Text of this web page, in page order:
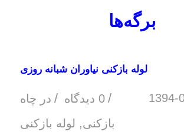
برگه‌ها
لوله بازکنی نیاوران شبانه روزی
1394-
/ 0 دیدگاه / در چاه
بازکنی, لوله بازکنی